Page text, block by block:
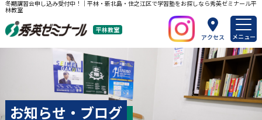
冬期講習会申し込み受付中！｜平林・新北島・住之江区で学習塾をお探しなら秀英ゼミナール平
林教室
平林教室
アクセス
メニュー
お知らせ・ブログ